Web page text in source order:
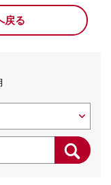
戻る